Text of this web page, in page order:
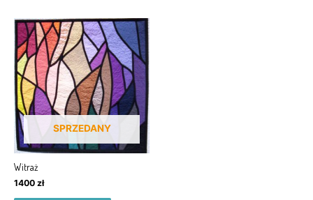
SPRZEDANY
Witraż
1400 zł